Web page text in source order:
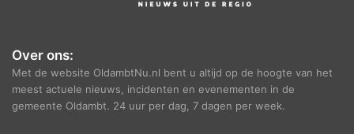
Over ons:
Met de website OldambtNu.nl bent u altijd op de hoogte van het
meest actuele nieuws, incidenten en evenementen in de
gemeente Oldambt. 24 uur per dag, 7 dagen per week.